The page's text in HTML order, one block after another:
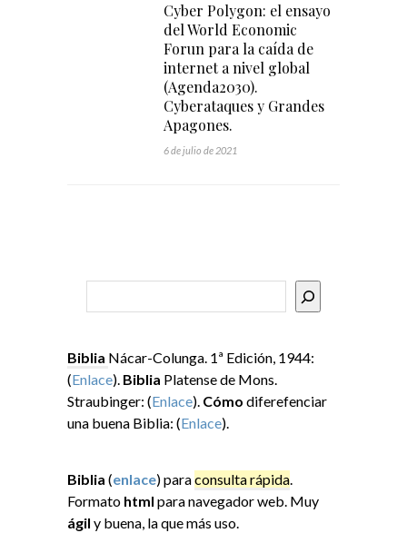
Cyber Polygon: el ensayo
del World Economic
Forun para la caída de
internet a nivel global
(Agenda2030).
Cyberataques y Grandes
Apagones.
6 de julio de 2021
Biblia Nácar-Colunga. 1ª Edición, 1944:
(Enlace). Biblia Platense de Mons.
Straubinger: (Enlace). Cómo diferefenciar
una buena Biblia: (Enlace).
Biblia (enlace) paraconsulta rápida.
Formato html para navegador web. Muy
ágil y buena, la que más uso.